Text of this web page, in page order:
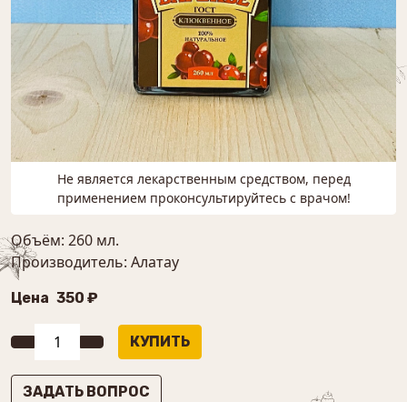
Не является лекарственным средством, перед
применением проконсультируйтесь с врачом!
Объём: 260 мл.
Производитель: Алатау
Цена 350 ₽
ЗАДАТЬ ВОПРОС